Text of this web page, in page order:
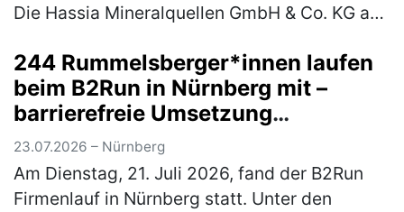
Die Hassia Mineralquellen GmbH & Co. KG aus
Mineralwassermarke „Elisabethen Quelle“ das
begehrte…(mehr)
244 Rummelsberger*innen laufen
beim B2Run in Nürnberg mit –
barrierefreie Umsetzung
ermöglichte Rollstuhlfahrer*innen
Teilnahme am Firmenlauf
23.07.2026 – Nürnberg
Am Dienstag, 21. Juli 2026, fand der B2Run
Firmenlauf in Nürnberg statt. Unter den